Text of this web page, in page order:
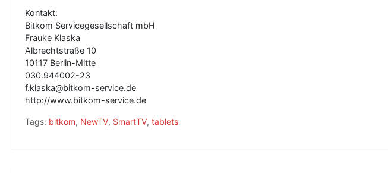
Kontakt:
Bitkom Servicegesellschaft mbH
Frauke Klaska
Albrechtstraße 10
10117 Berlin-Mitte
030.944002-23
f.klaska@bitkom-service.de
http://www.bitkom-service.de
Tags: bitkom, NewTV, SmartTV, tablets